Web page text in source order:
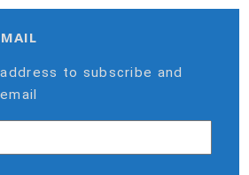
to subscribe and